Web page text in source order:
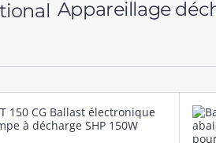
Appareillage